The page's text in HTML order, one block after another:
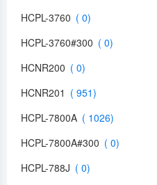
HCPL-3760
HCPL-3760#300
HCNR200
HCNR201
HCPL-7800A
HCPL-7800A#300
HCPL-788J